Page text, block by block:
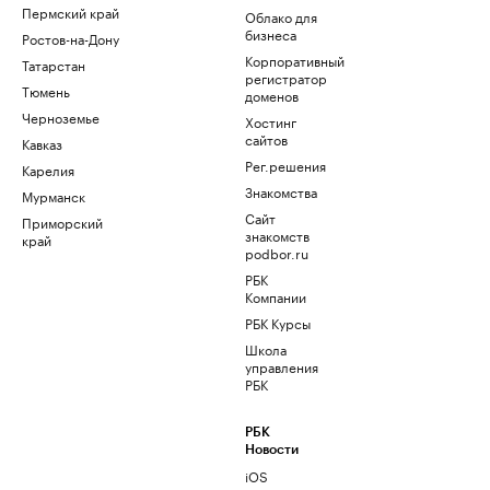
Пермский край
Ростов-на-Дону
Татарстан
Тюмень
Черноземье
Кавказ
Карелия
Мурманск
Приморский
край
Облако для
бизнеса
Корпоративный
регистратор
доменов
Хостинг
сайтов
Рег.решения
Знакомства
Сайт
знакомств
podbor.ru
РБК
Компании
РБК Курсы
Школа
управления
РБК
РБК
Новости
iOS